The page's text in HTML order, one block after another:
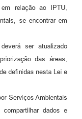
relação ao IPTU,
se encontrar em
ser atualizado
das áreas,
definidas nesta Lei e
Serviços Ambientais
dados e